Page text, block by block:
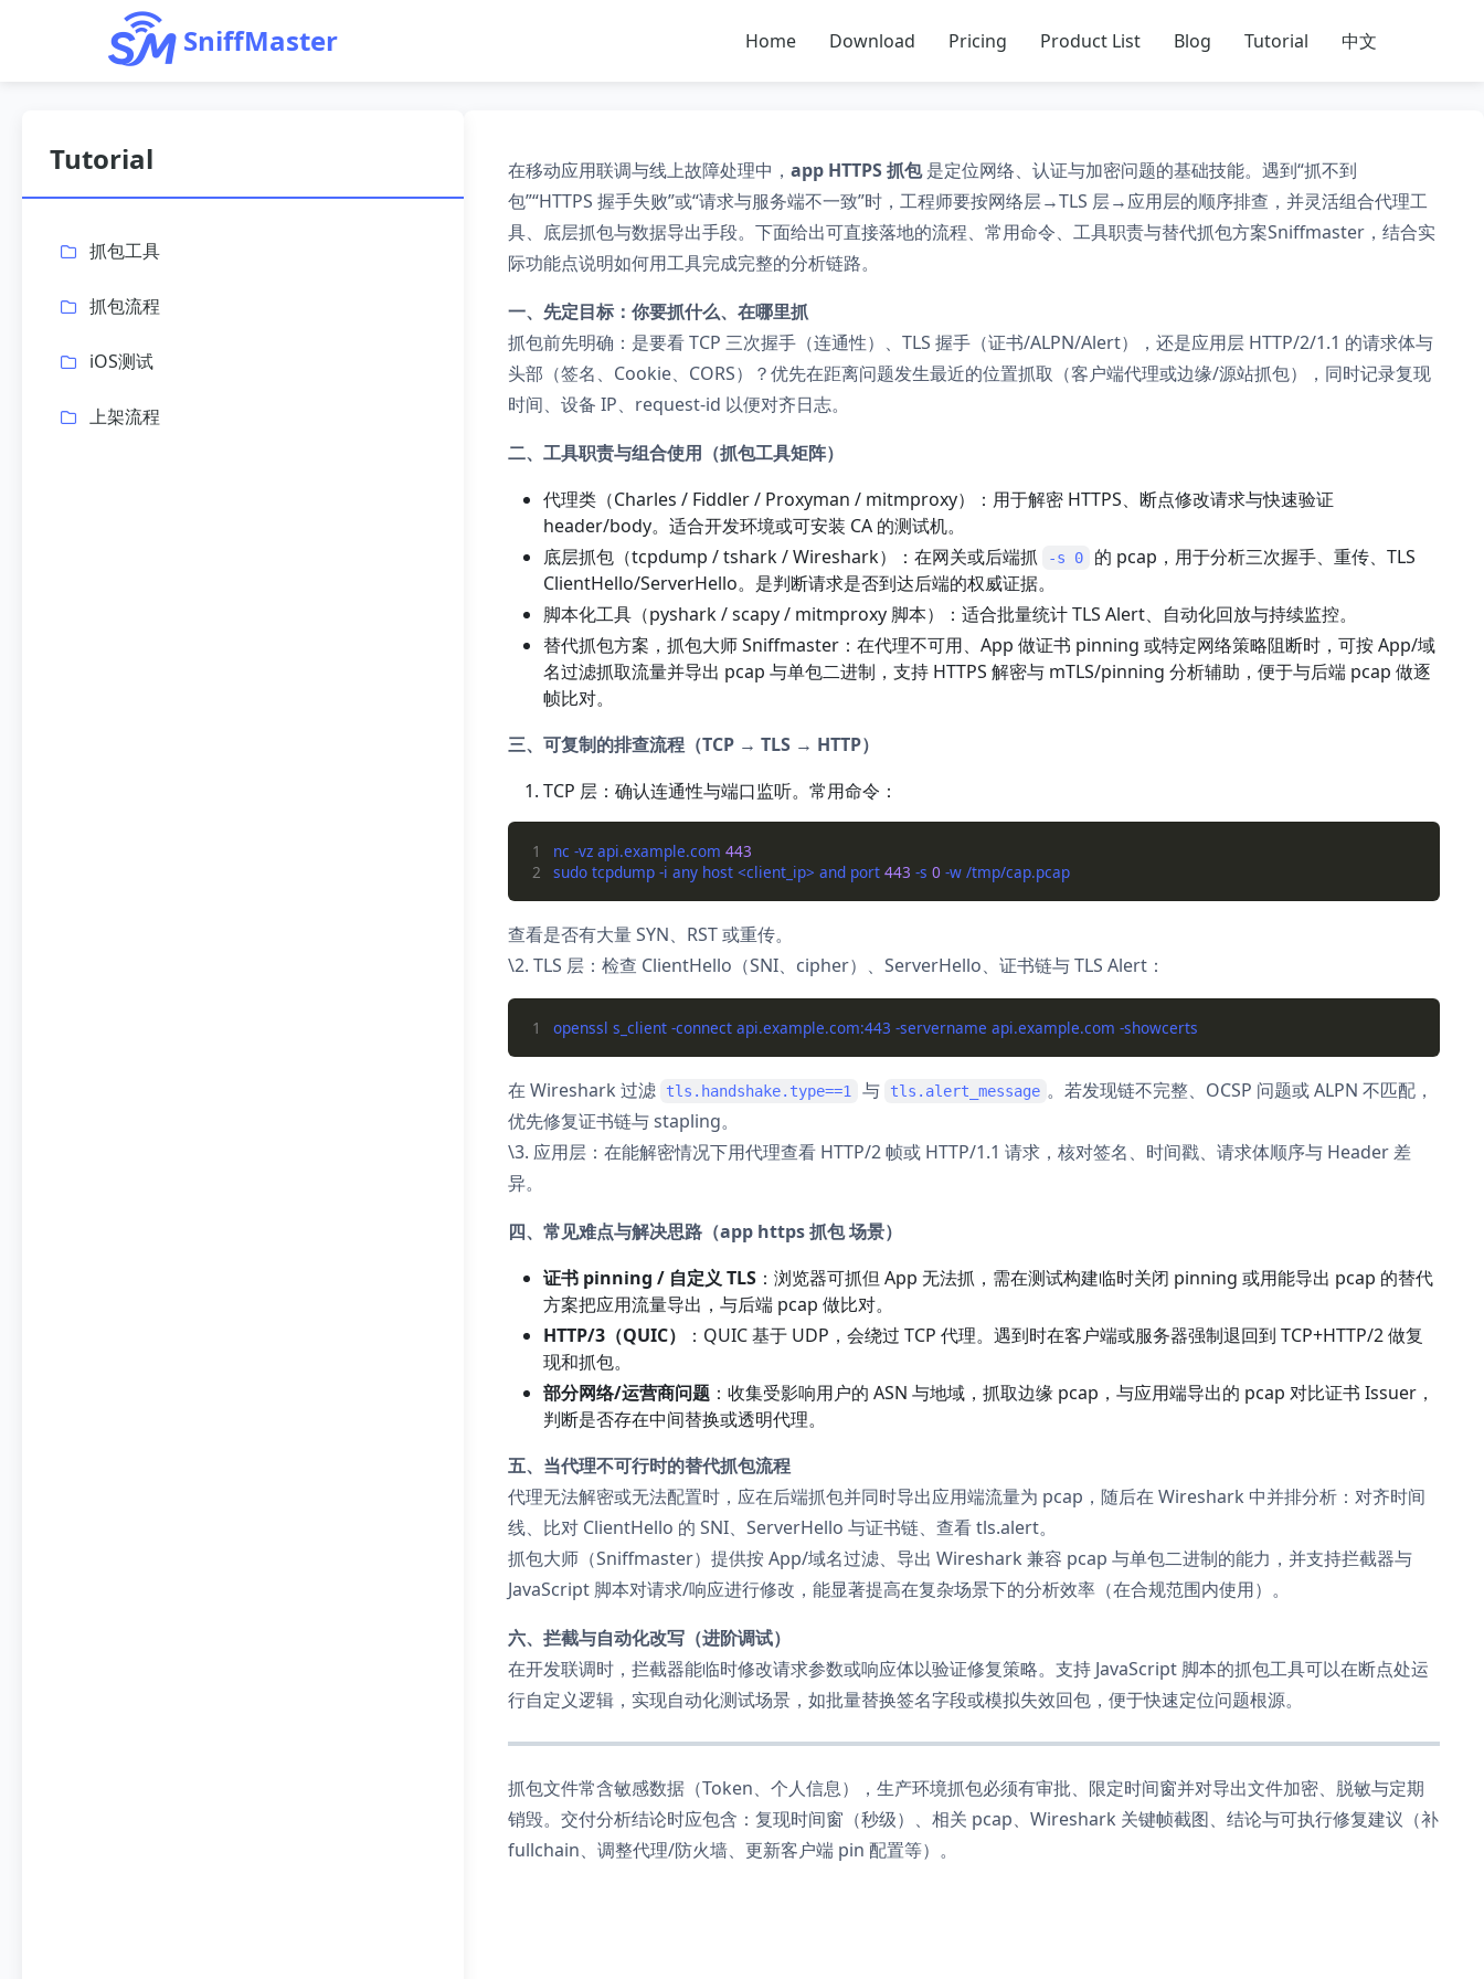
SniffMaster Home Download Pricing Product List Blog Tutorial 中文
Tutorial
抓包工具
抓包流程
iOS测试
上架流程
在移动应用联调与线上故障处理中， app HTTPS 抓包是定位网络、认证与加密问题的基础技能。遇到“抓不到
包”“HTTPS 握手失败”或“请求与服务端不一致”时，工程师要按网络层→TLS 层→应用层的顺序排查，并灵活组合代理工
具、底层抓包与数据导出手段。下面给出可直接落地的流程、常用命令、工具职责与替代抓包方案Sniffmaster，结合实
际功能点说明如何用工具完成完整的分析链路。
一、先定目标：你要抓什么、在哪里抓
抓包前先明确：是要看 TCP 三次握手（连通性）、TLS 握手（证书/ALPN/Alert），还是应用层 HTTP/2/1.1 的请求体与
头部（签名、Cookie、CORS）？优先在距离问题发生最近的位置抓取（客户端代理或边缘/源站抓包），同时记录复现
时间、设备 IP、request-id 以便对齐日志。
二、工具职责与组合使用（抓包工具矩阵）
代理类（Charles / Fiddler / Proxyman / mitmproxy）：用于解密 HTTPS、断点修改请求与快速验证
header/body。适合开发环境或可安装 CA 的测试机。
底层抓包（tcpdump / tshark / Wireshark）：在网关或后端抓
-s 0
的 pcap，用于分析三次握手、重传、TLS
ClientHello/ServerHello。是判断请求是否到达后端的权威证据。
脚本化工具（pyshark / scapy / mitmproxy 脚本）：适合批量统计 TLS Alert、自动化回放与持续监控。
替代抓包方案，抓包大师 Sniffmaster：在代理不可用、App 做证书 pinning 或特定网络策略阻断时，可按 App/域
名过滤抓取流量并导出 pcap 与单包二进制，支持 HTTPS 解密与 mTLS/pinning 分析辅助，便于与后端 pcap 做逐
帧比对。
三、可复制的排查流程（TCP → TLS → HTTP）
TCP 层：确认连通性与端口监听。常用命令：
1 nc -vz api.example.com 443
2
sudo tcpdump -i any host <client_ip> and port 443 -s 0
查看是否有大量 SYN、RST 或重传。
\2. TLS 层：检查 ClientHello（SNI、cipher）、ServerHello、证书链与 TLS Alert：
1
在 Wireshark 过滤 tls.handshake.type==1 与 tls.alert_message 。若发现链不完整、OCSP 问题或 ALPN 不匹配，
优先修复证书链与 stapling。
\3. 应用层：在能解密情况下用代理查看 HTTP/2 帧或 HTTP/1.1 请求，核对签名、时间戳、请求体顺序与 Header 差
异。
四、常见难点与解决思路（app https 抓包 场景）
证书 pinning / 自定义 TLS ：浏览器可抓但 App 无法抓，需在测试构建临时关闭 pinning 或用能导出 pcap 的替代
方案把应用流量导出，与后端 pcap 做比对。
HTTP/3（QUIC）
：QUIC 基于 UDP，会绕过 TCP 代理。遇到时在客户端或服务器强制退回到 TCP+HTTP/2 做复
现和抓包。
部分网络/运营商问题 ：收集受影响用户的 ASN 与地域，抓取边缘 pcap，与应用端导出的 pcap 对比证书 Issuer，
判断是否存在中间替换或透明代理。
五、当代理不可行时的替代抓包流程
代理无法解密或无法配置时，应在后端抓包并同时导出应用端流量为 pcap，随后在 Wireshark 中并排分析：对齐时间
线、比对 ClientHello 的 SNI、ServerHello 与证书链、查看 tls.alert。
抓包大师（Sniffmaster）提供按 App/域名过滤、导出 Wireshark 兼容 pcap 与单包二进制的能力，并支持拦截器与
JavaScript 脚本对请求/响应进行修改，能显著提高在复杂场景下的分析效率（在合规范围内使用）。
六、拦截与自动化改写（进阶调试）
在开发联调时，拦截器能临时修改请求参数或响应体以验证修复策略。支持 JavaScript 脚本的抓包工具可以在断点处运
行自定义逻辑，实现自动化测试场景，如批量替换签名字段或模拟失效回包，便于快速定位问题根源。
抓包文件常含敏感数据（Token、个人信息），生产环境抓包必须有审批、限定时间窗并对导出文件加密、脱敏与定期
销毁。交付分析结论时应包含：复现时间窗（秒级）、相关 pcap、Wireshark 关键帧截图、结论与可执行修复建议（补
fullchain、调整代理/防火墙、更新客户端 pin 配置等）。